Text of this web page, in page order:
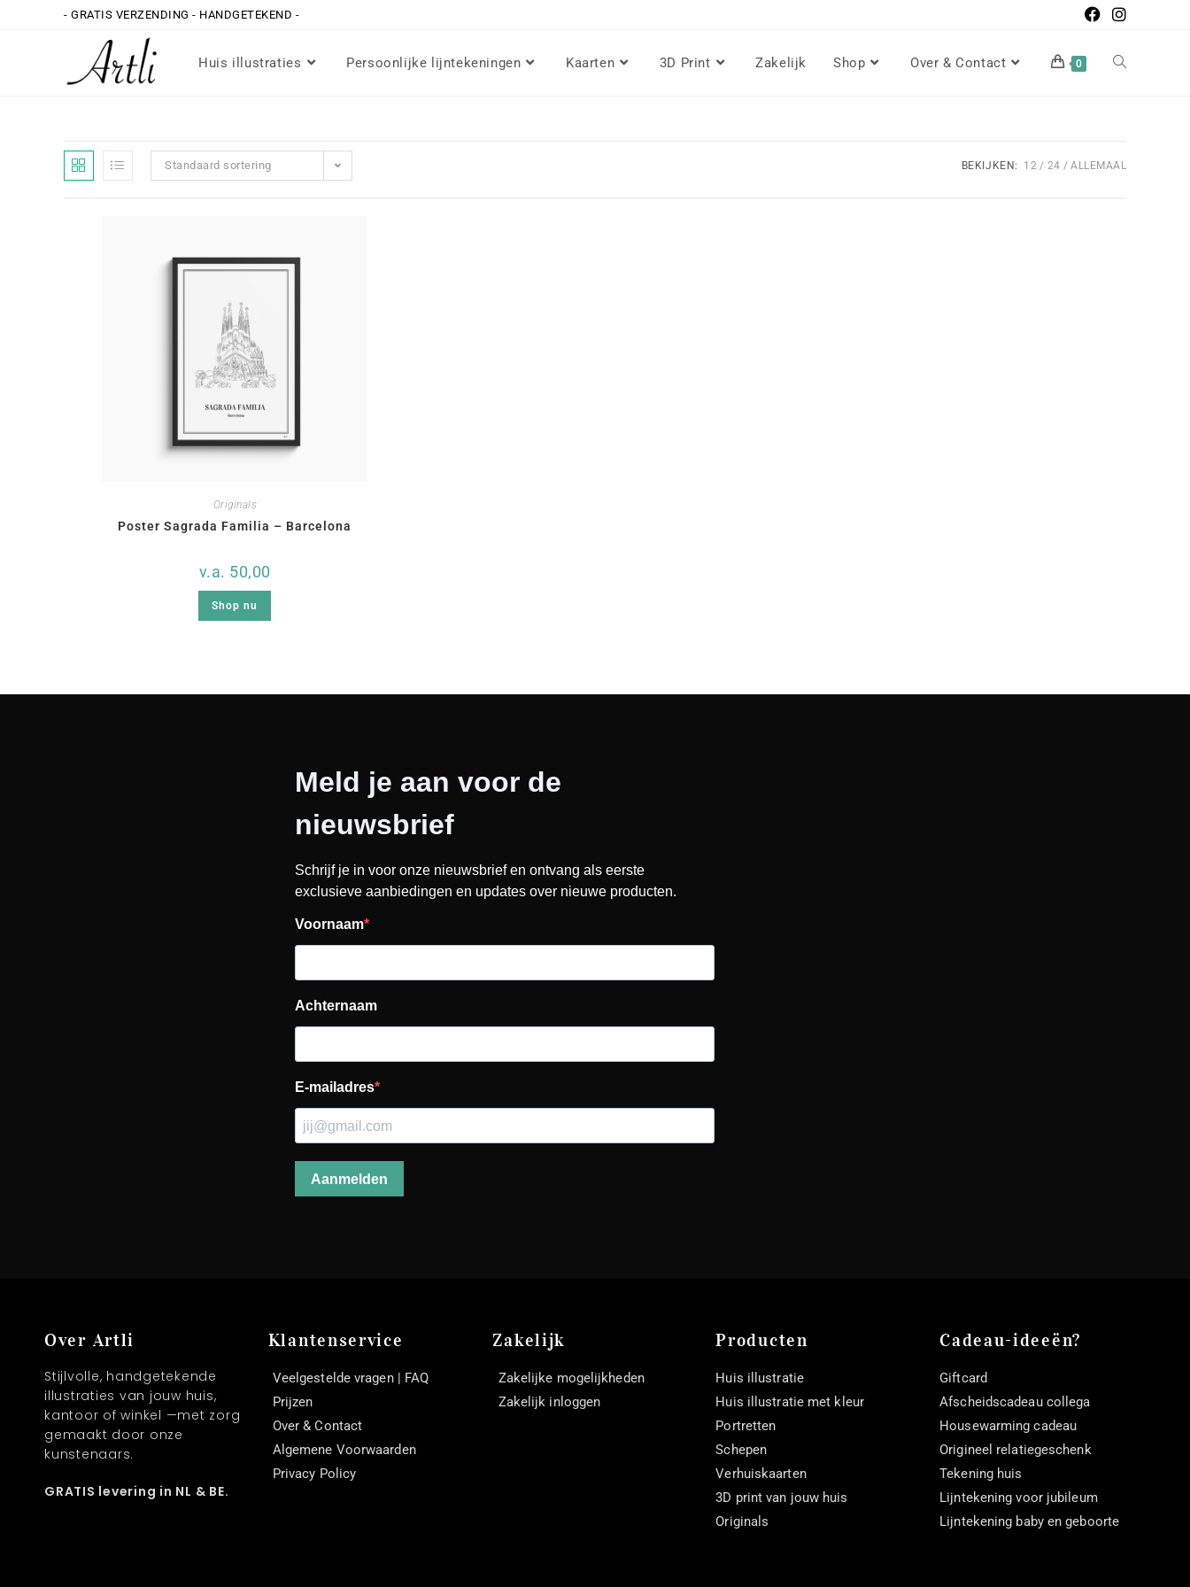
- GRATIS VERZENDING - HANDGETEKEND -
Huis illustraties Persoonlijke lijntekeningen Kaarten 3D Print Zakelijk Shop Over & Contact 0
Standaard sortering BEKIJKEN: 12 24 ALLEMAAL
Originals
Poster Sagrada Familia – Barcelona
v.a. 50,00
Shop nu
Over Artli
Stijlvolle, handgetekende
illustraties van jouw huis,
kantoor of winkel —met zorg
gemaakt door onze
kunstenaars.
GRATIS levering in NL & BE.
Klantenservice
Veelgestelde vragen | FAQ
Prijzen
Over & Contact
Algemene Voorwaarden
Privacy Policy
Zakelijk
Zakelijke mogelijkheden
Zakelijk inloggen
Producten
Huis illustratie
Huis illustratie met kleur
Portretten
Schepen
Verhuiskaarten
3D print van jouw huis
Originals
Cadeau-ideeën?
Giftcard
Afscheidscadeau collega
Housewarming cadeau
Origineel relatiegeschenk
Tekening huis
Lijntekening voor jubileum
Lijntekening baby en geboorte